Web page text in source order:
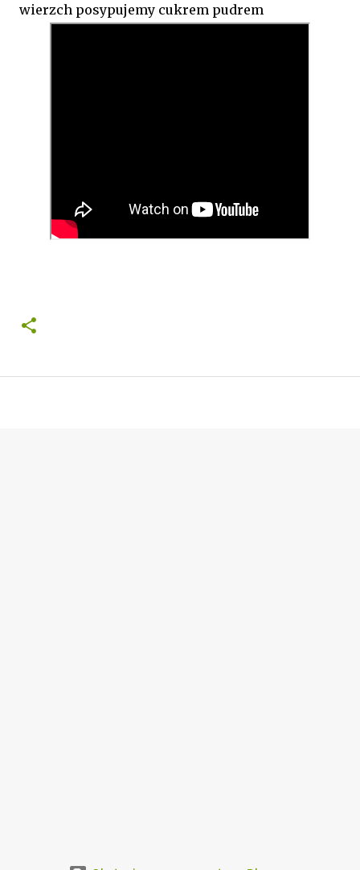
wierzch posypujemy cukrem pudrem